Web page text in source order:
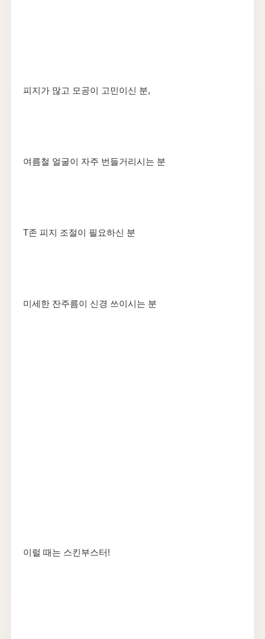
피지가 많고 모공이 고민이신 분,
여름철 얼굴이 자주 번들거리시는 분
T존 피지 조절이 필요하신 분
미세한 잔주름이 신경 쓰이시는 분
이럴 때는 스킨부스터!